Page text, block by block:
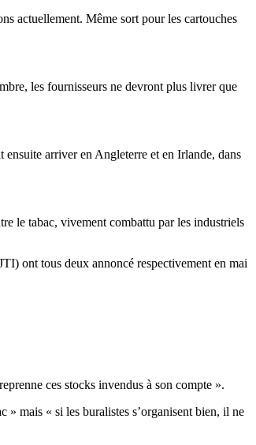
actuellement. Même sort pour les cartouches
les fournisseurs ne devront plus livrer que
arriver en Angleterre et en Irlande, dans
le tabac, vivement combattu par les industriels
ont tous deux annoncé respectivement en mai
ces stocks invendus à son compte ».
» mais « si les buralistes s’organisent bien, il ne